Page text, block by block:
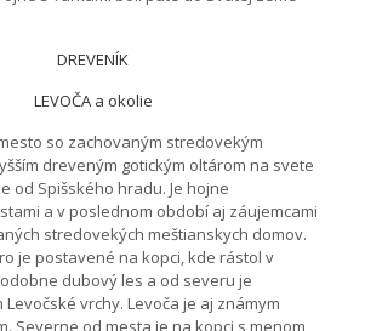
DREVENÍK
LEVOČA a okolie
so zachovaným stredovekým
dreveným gotickým oltárom na svete
od Spišského hradu. Je hojne
a v poslednom období aj záujemcami
stredovekých meštianskych domov.
je postavené na kopci, kde rástol v
dubový les a od severu je
vrchy. Levoča je aj známym
Severne od mesta je na kopci s menom